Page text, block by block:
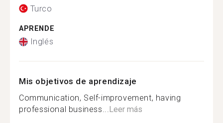
Turco
APRENDE
Inglés
Mis objetivos de aprendizaje
Communication, Self-improvement, having
professional business...Leer más